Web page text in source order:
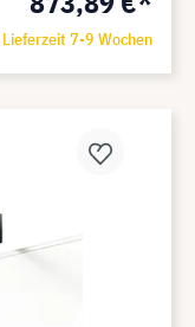
Lieferzeit 7-9 Wochen